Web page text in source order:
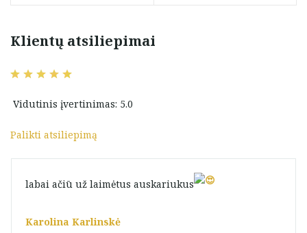
Klientų atsiliepimai
Vidutinis įvertinimas: 5.0
Palikti atsiliepimą
labai ačiū už laimėtus auskariukus
Karolina Karlinskė